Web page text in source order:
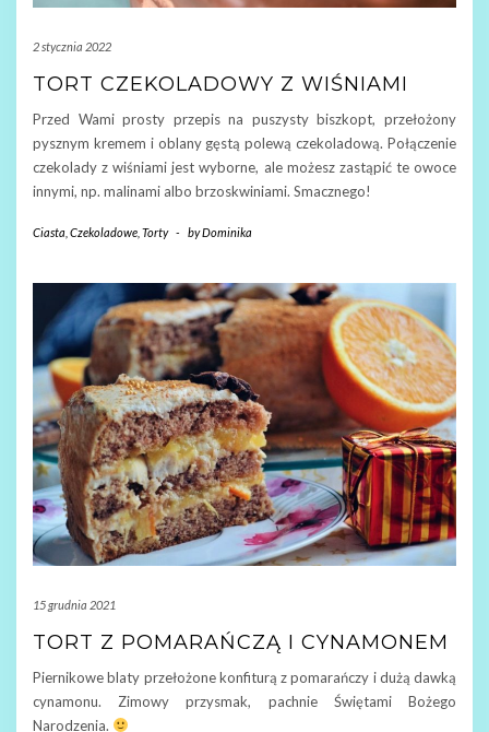
2 stycznia 2022
TORT CZEKOLADOWY Z WIŚNIAMI
Przed Wami prosty przepis na puszysty biszkopt, przełożony
pysznym kremem i oblany gęstą polewą czekoladową. Połączenie
czekolady z wiśniami jest wyborne, ale możesz zastąpić te owoce
innymi, np. malinami albo brzoskwiniami. Smacznego!
Ciasta Czekoladowe Torty - byDominika
15 grudnia 2021
TORT Z POMARAŃCZĄ I CYNAMONEM
Piernikowe blaty przełożone konfiturą z pomarańczy i dużą dawką
cynamonu. Zimowy przysmak, pachnie Świętami Bożego
Narodzenia.